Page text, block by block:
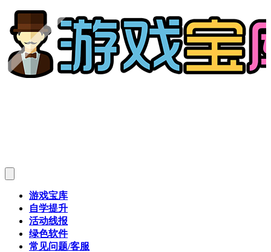
游戏宝库
自学提升
活动线报
绿色软件
常见问题/客服